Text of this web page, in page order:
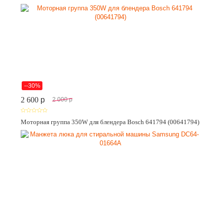
--30%
2 600 p 2 000 p
Моторная группа 350W для блендера Bosch 641794 (00641794)